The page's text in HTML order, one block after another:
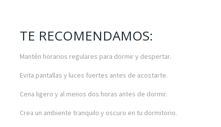
TE RECOMENDAMOS:
Mantén horarios regulares para dormir y despertar.
Evita pantallas y luces fuertes antes de acostarte.
Cena ligero y al menos dos horas antes de dormir.
Crea un ambiente tranquilo y oscuro en tu dormitorio.